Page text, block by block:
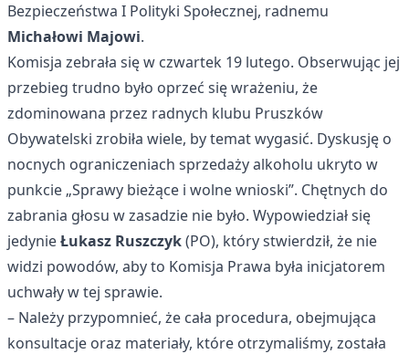
Bezpieczeństwa I Polityki Społecznej, radnemu
Michałowi Majowi.
Komisja zebrała się w czwartek 19 lutego. Obserwując jej
przebieg trudno było oprzeć się wrażeniu, że
zdominowana przez radnych klubu Pruszków
Obywatelski zrobiła wiele, by temat wygasić. Dyskusję o
nocnych ograniczeniach sprzedaży alkoholu ukryto w
punkcie „Sprawy bieżące i wolne wnioski”. Chętnych do
zabrania głosu w zasadzie nie było. Wypowiedział się
jedynieŁukasz Ruszczyk(PO), który stwierdził, że nie
widzi powodów, aby to Komisja Prawa była inicjatorem
uchwały w tej sprawie.
– Należy przypomnieć, że cała procedura, obejmująca
konsultacje oraz materiały, które otrzymaliśmy, została